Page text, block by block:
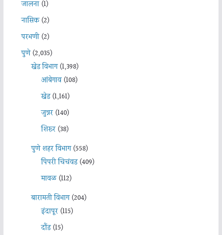
जालना(1)
नासिक(2)
परभणी(2)
पुणे(2,035)
खेड विभाग(1,398)
आंबेगाव(108)
खेड(1,161)
जुन्नर(140)
शिरूर(38)
पुणे शहर विभाग(558)
पिंपरी चिचंवड(409)
मावळ(112)
बारामती विभाग(204)
इंदापूर(115)
दौंड(15)